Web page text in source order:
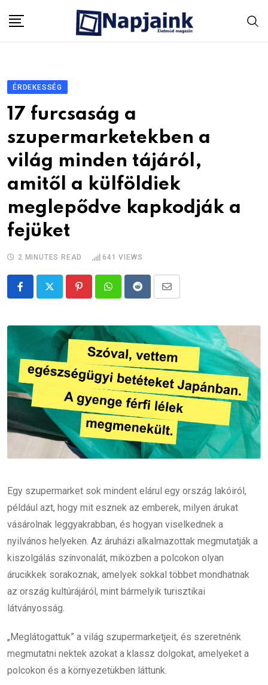
ÉRDEKESSÉG
17 furcsaság a
szupermarketekben a
világ minden tájáról,
amitől a külföldiek
meglepődve kapkodják a
fejüket
2 MINUTES READ 641 VIEWS
PinterestWhatsappRedditShare
Email
Egy szupermarket sok mindent elárul egy ország lakóiról,
például azt, hogy mit esznek az emberek, milyen árukat
vásárolnak leggyakrabban, és hogyan viselkednek a
nyilvános helyeken. Az áruházi alkalmazottak megmutatják a
kiszolgálás színvonalát, miközben a polcokon olyan
árucikkek sorakoznak, amelyek sokkal többet mondhatnak
az ország kultúrájáról, mint bármelyik turisztikai
látványosság.
„Meglátogattuk” a világ szupermarketjeit, és szeretnénk
megmutatni nektek azokat a klassz dolgokat, amelyeket a
polcokon és a környezetükben láttunk.